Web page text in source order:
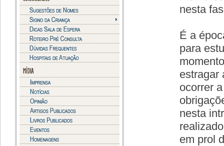
nesta
É a
para
estragar
ocorrer
nesta
em prol